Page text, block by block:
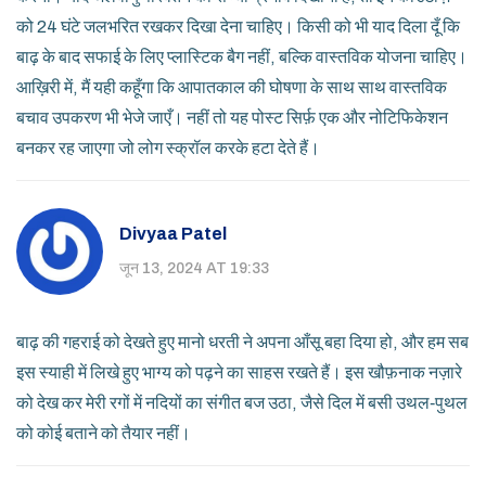
को 24 घंटे जलभरित रखकर दिखा देना चाहिए। किसी को भी याद दिला दूँ कि
बाढ़ के बाद सफाई के लिए प्लास्टिक बैग नहीं, बल्कि वास्तविक योजना चाहिए।
आख़िरी में, मैं यही कहूँगा कि आपातकाल की घोषणा के साथ साथ वास्तविक
बचाव उपकरण भी भेजे जाएँ। नहीं तो यह पोस्ट सिर्फ़ एक और नोटिफिकेशन
बनकर रह जाएगा जो लोग स्क्रॉल करके हटा देते हैं।
Divyaa Patel
जून 13, 2024 AT 19:33
बाढ़ की गहराई को देखते हुए मानो धरती ने अपना आँसू बहा दिया हो, और हम सब
इस स्याही में लिखे हुए भाग्य को पढ़ने का साहस रखते हैं। इस खौफ़नाक नज़ारे
को देख कर मेरी रगों में नदियों का संगीत बज उठा, जैसे दिल में बसी उथल‑पुथल
को कोई बताने को तैयार नहीं।